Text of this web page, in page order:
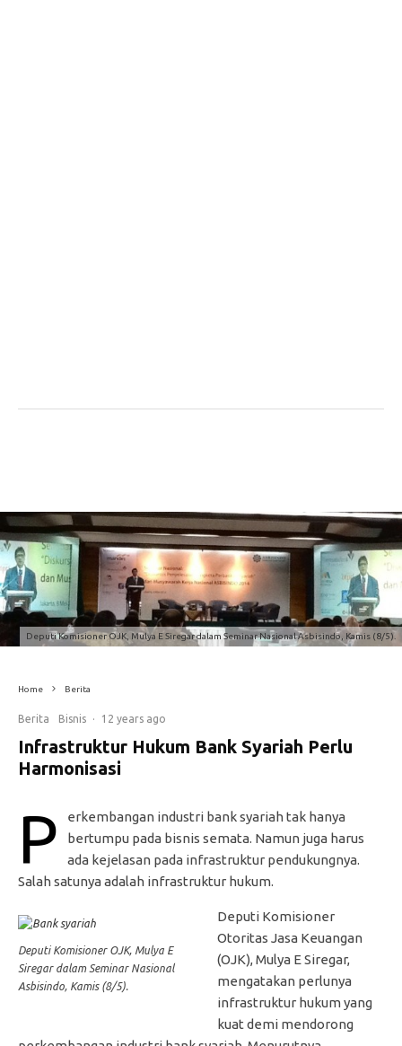
Deputi Komisioner OJK, Mulya E Siregar dalam Seminar Nasional Asbisindo, Kamis (8/5).
Home Berita
Berita Bisnis · 12 years ago
Infrastruktur Hukum Bank Syariah Perlu
Harmonisasi
P
erkembangan industri bank syariah tak hanya
bertumpu pada bisnis semata. Namun juga harus
ada kejelasan pada infrastruktur pendukungnya.
Salah satunya adalah infrastruktur hukum.
Deputi Komisioner OJK, Mulya E
Siregar dalam Seminar Nasional
Asbisindo, Kamis (8/5).
Deputi Komisioner
Otoritas Jasa Keuangan
(OJK), Mulya E Siregar,
mengatakan perlunya
infrastruktur hukum yang
kuat demi mendorong